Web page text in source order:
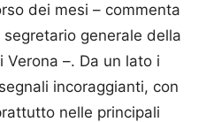
dei mesi – commenta
generale della
Verona –. Da un lato i
incoraggianti, con
nelle principali